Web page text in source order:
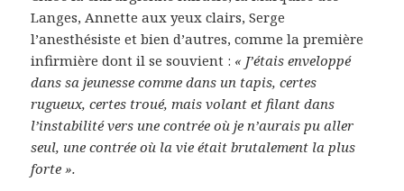
Langes, Annette aux yeux clairs, Serge
l’anesthésiste et bien d’autres, comme la première
infirmière dont il se souvient : « J’étais enveloppé
dans sa jeunesse comme dans un tapis, certes
rugueux, certes troué, mais volant et filant dans
l’instabilité vers une contrée où je n’aurais pu aller
seul, une contrée où la vie était brutalement la plus
forte ».